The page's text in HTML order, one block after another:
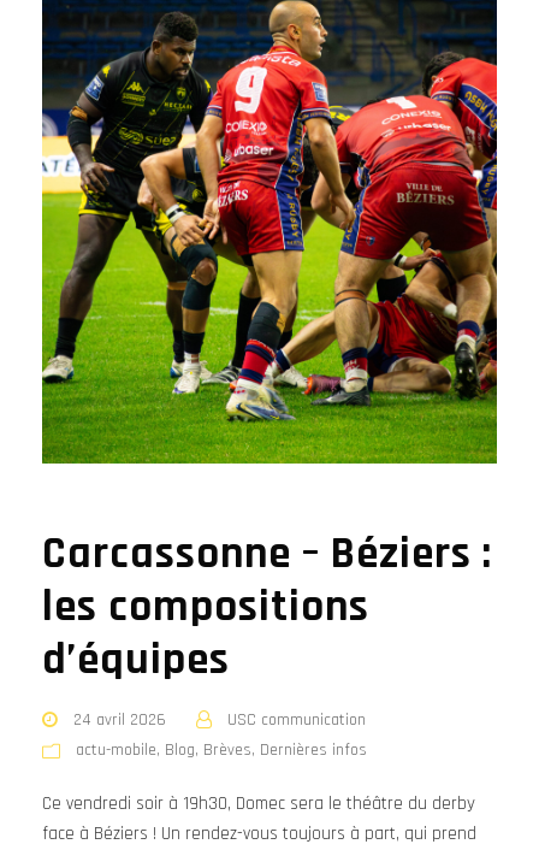
Carcassonne – Béziers :
les compositions
d’équipes
24 avril 2026
USC communication
actu-mobile, Blog, Brèves, Dernières infos
Ce vendredi soir à 19h30, Domec sera le théâtre du derby
face à Béziers ! Un rendez-vous toujours à part, qui prend